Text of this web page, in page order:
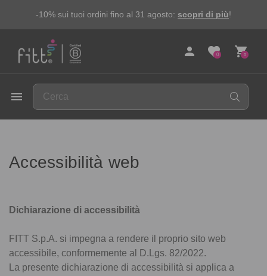
-10% sui tuoi ordini fino al 31 agosto: scopri di più!
person 0
favorite 0
shopping_cart
menu
Accessibilità web
Dichiarazione di accessibilità
FITT S.p.A. si impegna a rendere il proprio sito web
accessibile, conformemente al D.Lgs. 82/2022.
La presente dichiarazione di accessibilità si applica a